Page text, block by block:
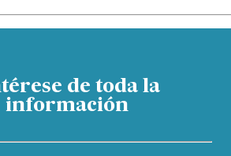
de toda la
información